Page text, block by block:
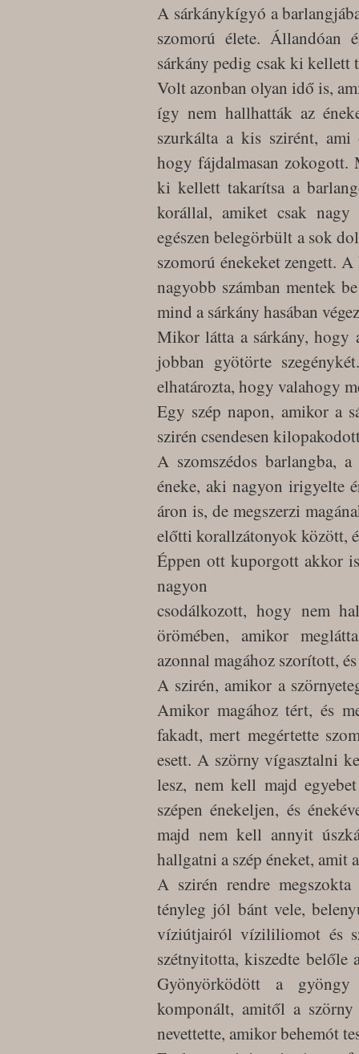
A sárkánykígyó a
szomorú élete. Állandóan
sárkány pedig csak ki kellett
Volt azonban olyan idő is,
így nem hallhatták az
szurkálta a kis szirént,
hogy fájdalmasan zokogott.
ki kellett takarítsa a
korállal, amiket csak nagy
egészen belegörbült a sok
szomorú énekeket zengett.
nagyobb számban mentek
mind a sárkány hasában
Mikor látta a sárkány, hogy
jobban gyötörte
elhatározta, hogy valahogy
Egy szép napon, amikor a
szirén csendesen
A szomszédos barlangba,
éneke, aki nagyon irigyelte
áron is, de megszerzi
előtti korallzátonyok között,
Éppen ott kuporgott akkor
nagyon
csodálkozott, hogy nem
örömében, amikor
azonnal magához szorított,
A szirén, amikor a
Amikor magához tért, és
fakadt, mert megértette
esett. A szörny vígasztalni
lesz, nem kell majd
szépen énekeljen, és
majd nem kell annyit
hallgatni a szép éneket, amit
A szirén rendre
tényleg jól bánt vele,
víziútjairól vízililiomot és
szétnyitotta, kiszedte belőle
Gyönyörködött a
komponált, amitől a
nevettette, amikor behemót